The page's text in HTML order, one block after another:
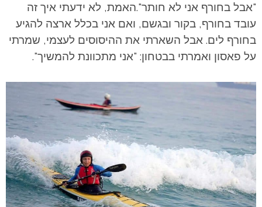
"אבל בחורף אני לא חותר".האמת, לא ידעתי איך זה
עובד בחורף, בקור ובגשם, ואם אני בכלל ארצה להגיע
בחורף לים. אבל השארתי את ההיסוסים לעצמי, שמרתי
על פאסון ואמרתי בבטחון: "אני מתכוונת להמשיך".